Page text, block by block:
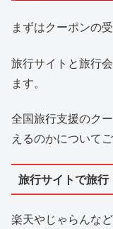
まずはクーポンの受
旅行サイトと旅行
ます。
全国旅行支援のク
えるのかについて
旅行サイトで旅
楽天やじゃらんな